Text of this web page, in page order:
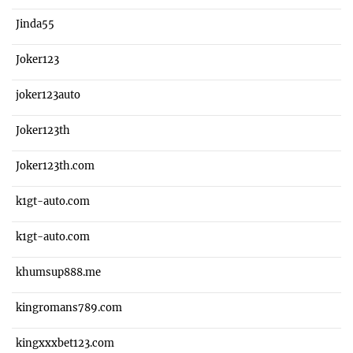
Jinda55
Joker123
joker123auto
Joker123th
Joker123th.com
k1gt-auto.com
k1gt-auto.com
khumsup888.me
kingromans789.com
kingxxxbet123.com